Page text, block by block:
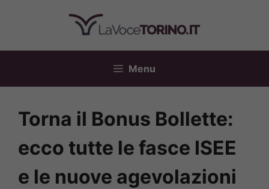
contenuto
Menu
Torna il Bonus Bollette:
ecco tutte le fasce ISEE
e le nuove agevolazioni